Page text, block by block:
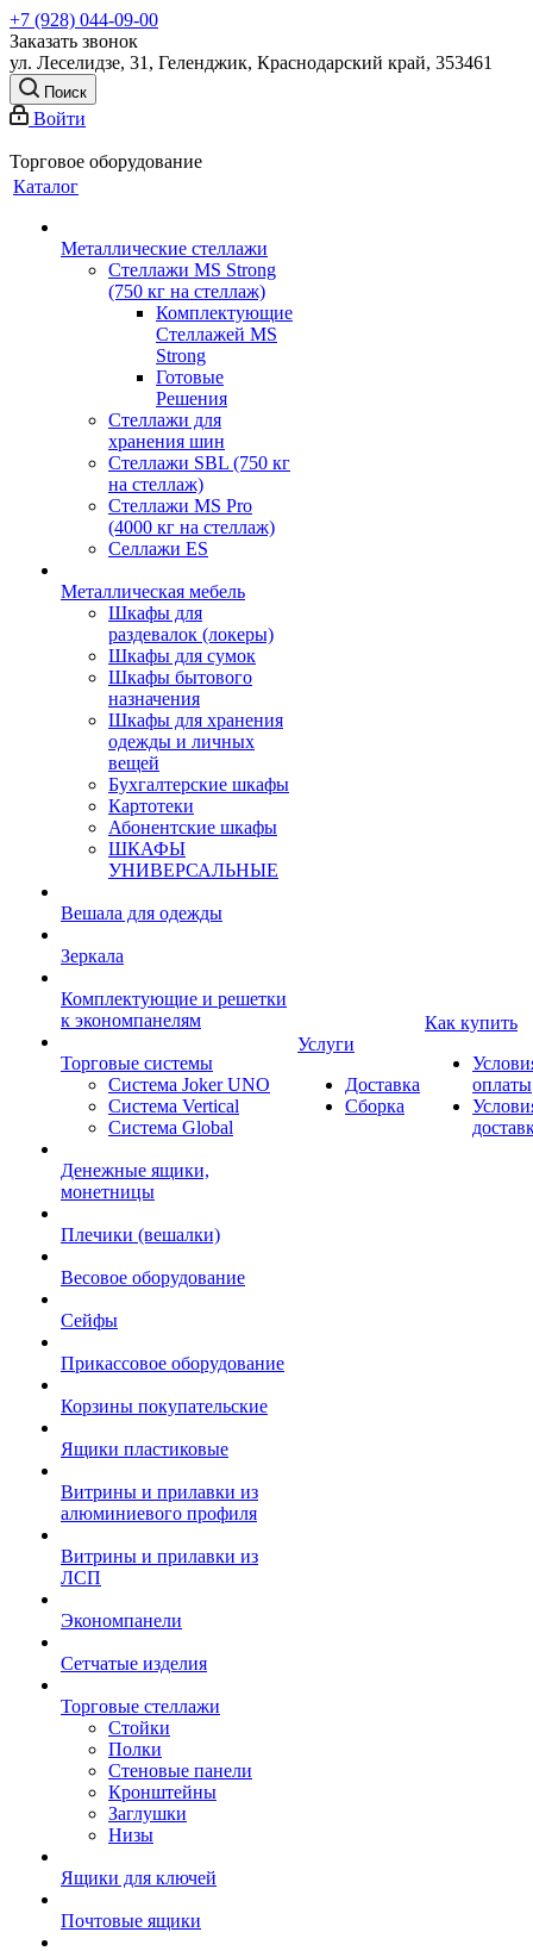
+7 (928) 044-09-00
Заказать звонок
ул. Леселидзе, 31, Геленджик, Краснодарский край, 353461
Поиск
Войти
Торговое оборудование
Каталог
Металлические стеллажи
Стеллажи MS Strong
(750 кг на стеллаж)
Комплектующие
Стеллажей MS
Strong
Готовые
Решения
Стеллажи для
хранения шин
Стеллажи SBL (750 кг
на стеллаж)
Стеллажи MS Pro
(4000 кг на стеллаж)
Селлажи ES
Металлическая мебель
Шкафы для
раздевалок (локеры)
Шкафы для сумок
Шкафы бытового
назначения
Шкафы для хранения
одежды и личных
вещей
Бухгалтерские шкафы
Картотеки
Абонентские шкафы
ШКАФЫ
УНИВЕРСАЛЬНЫЕ
Вешала для одежды
Зеркала
Комплектующие и решетки
к экономпанелям
Торговые системы
Система Joker UNO
Система Vertical
Система Global
Денежные ящики,
монетницы
Плечики (вешалки)
Весовое оборудование
Сейфы
Прикассовое оборудование
Корзины покупательские
Ящики пластиковые
Витрины и прилавки из
алюминиевого профиля
Витрины и прилавки из
ЛСП
Экономпанели
Сетчатые изделия
Торговые стеллажи
Стойки
Полки
Стеновые панели
Кронштейны
Заглушки
Низы
Ящики для ключей
Почтовые ящики
Услуги
Доставка
Сборка
Как купить
оплаты